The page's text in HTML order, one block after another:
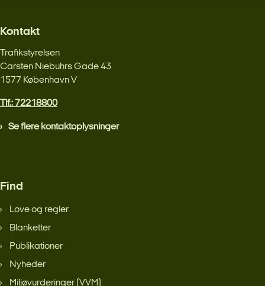
Kontakt
Trafikstyrelsen
Carsten Niebuhrs Gade 43
1577 København V
Tlf.: 72218800
Se flere kontaktoplysninger
Find
Love og regler
Blanketter
Publikationer
Nyheder
Miljøvurderinger (VVM)